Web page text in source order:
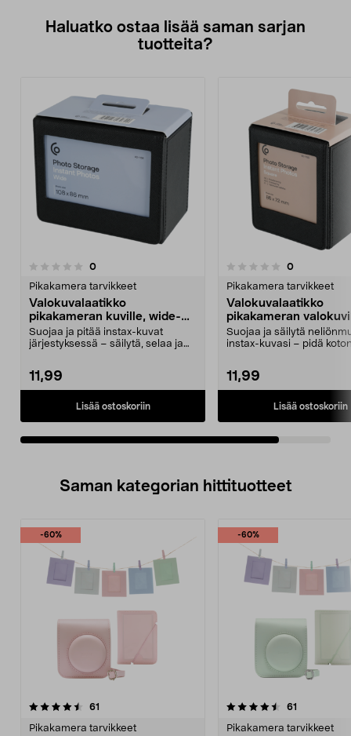
Haluatko ostaa lisää saman sarjan
tuotteita?
0arvostelut
Pikakamera tarvikkeet
Valokuvalaatikko
pikakameran kuville, wide-
koko
Suojaa ja pitää instax-kuvat
järjestyksessä – säilytä, selaa ja
11,99
Lisää ostoskoriin
0.0 viidestä
0arvostelut
Pikakamera tarvikkeet
Valokuvalaatikko
pikakameran
neliö
Suojaa ja säilytä
instax-kuvasi – pidä
11,99
Lisää ostoskoriin
Saman kategorian hittituotteet
-60%
61
Pikakamera tarvikkeet
-60%
4.5 viidestä
61
Pikakamera tarvikkeet
4.5 viidestä